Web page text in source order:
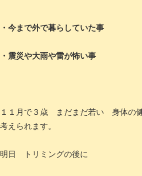
・今まで外で暮らしていた事
・震災や大雨や雷が怖い事
１１月で３歳 まだまだ若い 身体の
考えられます。
明日 トリミングの後に